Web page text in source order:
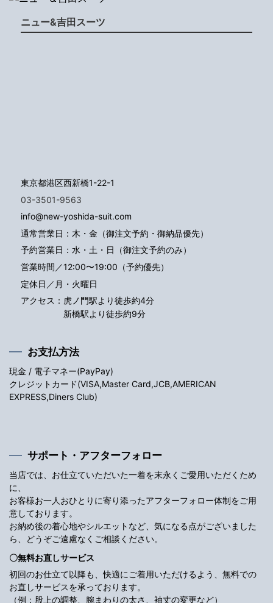
ニュー&吉田スーツ
東京都港区西新橋1-22-1
03-3501-9563
info@new-yoshida-suit.com
通常営業日：木・金（御注文予約・御納品優先）
予約営業日：水・土・日（御注文予約のみ）
営業時間／12:00〜19:00（予約優先）
定休日／月・火曜日
アクセス： 虎ノ門駅より徒歩約4分
新橋駅より徒歩約9分
お支払方法
現金 / 電子マネー(PayPay)
クレジットカード(VISA,Master Card,JCB,AMERICAN
EXPRESS,Diners Club)
サポート・アフターフォロー
当店では、お仕立ていただいた一着を末永くご愛用いただくため
に、
お客様お一人おひとりに寄り添ったアフターフォロー体制をご用
意しております。
お納め後の着心地やシルエットなど、気になる点がございました
ら、どうぞご遠慮なくご相談ください。
〇無料お直しサービス
初回のお仕立て以降も、快適にご着用いただけるよう、無料での
お直しサービスを承っております。
（例：股上の調整、腕まわりの太さ、袖丈の変更など）